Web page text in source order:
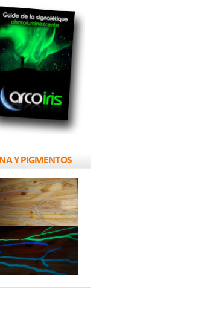
14.77 €
Pequeños Guijarros
Fosforescentes
Y PIGMENTOS